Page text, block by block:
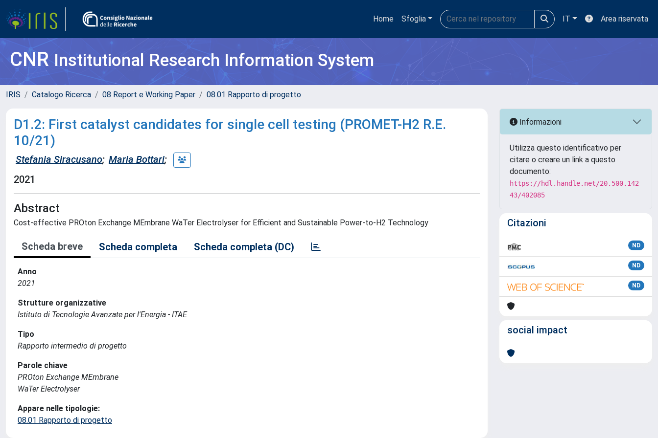
Home Sfoglia IT Area riservata
CNRInstitutional Research Information System
IRIS Catalogo Ricerca 08 Report e Working Paper 08.01 Rapporto di progetto
D1.2: First catalyst candidates for single cell testing (PROMET-H2 R.E.
10/21)
Stefania Siracusano; Maria Bottari;
2021
Abstract
Cost-effective PROton Exchange MEmbrane WaTer Electrolyser for Efficient and Sustainable Power-to-H2 Technology
Scheda breve Scheda completa Scheda completa (DC)
Anno
2021
Strutture organizzative
Istituto di Tecnologie Avanzate per l'Energia - ITAE
Tipo
Rapporto intermedio di progetto
Parole chiave
PROton Exchange MEmbrane
WaTer Electrolyser
Appare nelle tipologie:
08.01 Rapporto di progetto
Informazioni
Utilizza questo identificativo per
citare o creare un link a questo
documento:
https://hdl.handle.net/20.500.142
43/402085
Citazioni
ND
ND
ND
social impact